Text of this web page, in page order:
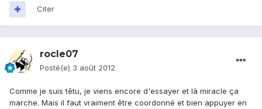
Citer
rocle07
Posté(e) 3 août 2012
Comme je suis têtu, je viens encore d'essayer et là miracle ça
marche. Mais il faut vraiment être coordonné et bien appuyer en